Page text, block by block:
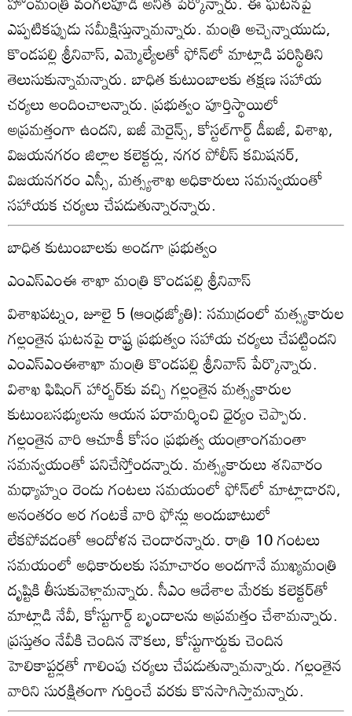
ఎప్పటికప్పుడు సమీక్షిస్తున్నామన్నారు. మంత్రి అచ్చెన్నాయుడు,
కొండపల్లి శ్రీనివాస్‌, ఎమ్మెల్యేలతో ఫోన్‌లో మాట్లాడి పరిస్థితిని
తెలుసుకున్నామన్నారు. బాధిత కుటుంబాలకు తక్షణ సహాయ
చర్యలు అందించాలన్నారు. ప్రభుత్వం పూర్తిస్థాయిలో
అప్రమత్తంగా ఉందని, ఐజీ మెరైన్స్‌, కోస్టల్‌గార్డ్‌ డీఐజీ, విశాఖ,
విజయనగరం జిల్లాల కలెక్టర్లు, నగర పోలీస్‌ కమిషనర్‌,
విజయనగరం ఎస్సీ, మత్స్యశాఖ అధికారులు సమన్వయంతో
సహాయక చర్యలు చేపడుతున్నారన్నారు.
బాధిత కుటుంబాలకు అండగా ప్రభుత్వం
ఎంఎస్‌ఎంఈ శాఖా మంత్రి కొండపల్లి శ్రీనివాస్‌
విశాఖపట్నం, జూలై 5 (ఆంధ్రజ్యోతి): సముద్రంలో మత్స్యకారుల
గల్లంతైన ఘటనపై రాష్ట్ర ప్రభుత్వం సహాయ చర్యలు చేపట్టిందని
ఎంఎస్‌ఎంఈశాఖా మంత్రి కొండపల్లి శ్రీనివాస్‌ పేర్కొన్నారు.
విశాఖ ఫిషింగ్‌ హార్బర్‌కు వచ్చి గల్లంతైన మత్స్యకారుల
కుటుంబసభ్యులను ఆయన పరామర్శించి ధైర్యం చెప్పారు.
గల్లంతైన వారి ఆచూకీ కోసం ప్రభుత్వ యంత్రాంగమంతా
సమన్వయంతో పనిచేస్తోందన్నారు. మత్స్యకారులు శనివారం
మధ్యాహ్నం రెండు గంటలు సమయంలో ఫోన్‌లో మాట్లాడారని,
అనంతరం అర గంటకే వారి ఫోన్లు అందుబాటులో
లేకపోవడంతో ఆందోళన చెందారన్నారు. రాత్రి 10 గంటలు
సమయంలో అధికారులకు సమాచారం అందగానే ముఖ్యమంత్రి
దృష్టికి తీసుకువెళ్లామన్నారు. సీఎం ఆదేశాల మేరకు కలెక్టర్‌తో
మాట్లాడి నేవీ, కోస్టుగార్డ్‌ బృందాలను అప్రమత్తం చేశామన్నారు.
ప్రస్తుతం నేవీకి చెందిన నౌకలు, కోస్టుగార్డుకు చెందిన
హెలికాప్టర్లతో గాలింపు చర్యలు చేపడుతున్నామన్నారు. గల్లంతైన
వారిని సురక్షితంగా గుర్తించే వరకు కొనసాగిస్తామన్నారు.